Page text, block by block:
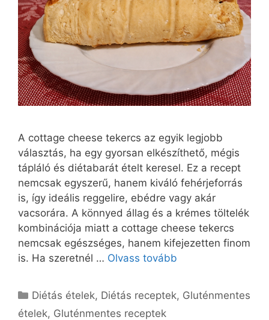
A cottage cheese tekercs az egyik legjobb
választás, ha egy gyorsan elkészíthető, mégis
tápláló és diétabarát ételt keresel. Ez a recept
nemcsak egyszerű, hanem kiváló fehérjeforrás
is, így ideális reggelire, ebédre vagy akár
vacsorára. A könnyed állag és a krémes töltelék
kombinációja miatt a cottage cheese tekercs
nemcsak egészséges, hanem kifejezetten finom
is. Ha szeretnél … Olvass tovább
Kategória
Diétás ételek, Diétás receptek, Gluténmentes
ételek, Gluténmentes receptek